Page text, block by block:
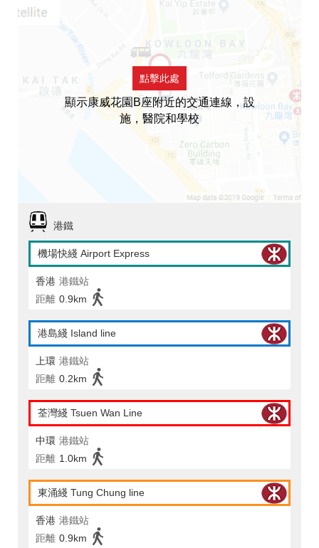
點擊此處
顯示康威花園B座附近的交通連線，設
施，醫院和學校
港鐵
機場快綫 Airport Express
香港 港鐵站
距離 0.9km
港島綫 Island line
上環 港鐵站
距離 0.2km
荃灣綫 Tsuen Wan Line
中環 港鐵站
距離 1.0km
東涌綫 Tung Chung line
香港 港鐵站
距離 0.9km